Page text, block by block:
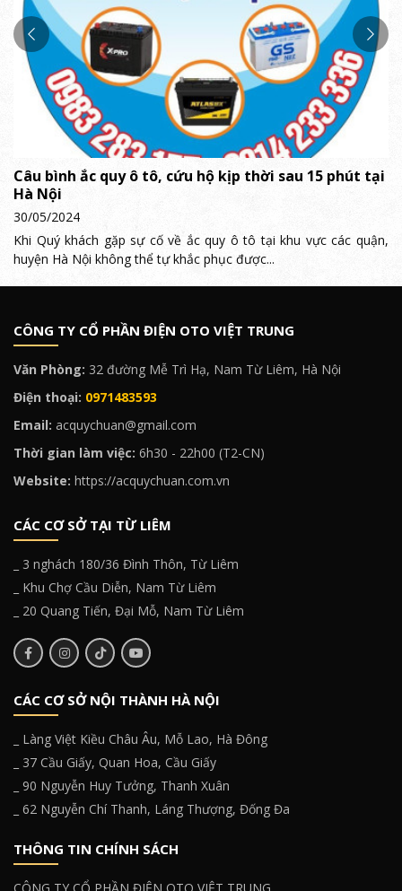
Cơ sở:32 đường Mễ Trì Hạ, Nam Từ Liêm, Hà Nội.
Hotline: 0914.233.336
Cơ sở: Khu Chợ Cầu Diễn, P. Cầu Diễn, Nam Từ
Liêm.
Hotline:098.3283.157
Giờ làm việc:Từ 6h30 đến 22h00 tất cả các ngày
trong tuần.
Ắc quy phụ là gì?
đều được trang bị ắc quy để hỗ trợ quá trình khởi động và
cung cấp năng lượng vận hành cho các thiết bị điện của
xe.
Câu bình ắc quy ô tô, cứu hộ kịp thời sau 15 phút tại
Hà Nội
30/05/2024
Khi Quý khách gặp sự cố về ắc quy ô tô tại khu vực các quận,
huyện Hà Nội không thể tự khắc phục được...
CÔNG TY CỔ PHẦN ĐIỆN OTO VIỆT TRUNG
Văn Phòng: 32 đường Mễ Trì Hạ, Nam Từ Liêm, Hà Nội
Điện thoại: 0971483593
Email: acquychuan@gmail.com
Thời gian làm việc: 6h30 - 22h00 (T2-CN)
Website: https://acquychuan.com.vn
CÁC CƠ SỞ TẠI TỪ LIÊM
_ 3 nghách 180/36 Đình Thôn, Từ Liêm
_ Khu Chợ Cầu Diễn, Nam Từ Liêm
_ 20 Quang Tiến, Đại Mỗ, Nam Từ Liêm
CÁC CƠ SỞ NỘI THÀNH HÀ NỘI
_ Làng Việt Kiều Châu Âu, Mỗ Lao, Hà Đông
_ 37 Cầu Giấy, Quan Hoa, Cầu Giấy
_ 90 Nguyễn Huy Tưởng, Thanh Xuân
_ 62 Nguyễn Chí Thanh, Láng Thượng, Đống Đa
THÔNG TIN CHÍNH SÁCH